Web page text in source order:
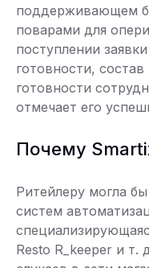
поддерживающем
поварами для
поступлении
готовности,
готовности
отмечает его
Почему
Ритейлеру могла
систем
Resto R_keeper и т.